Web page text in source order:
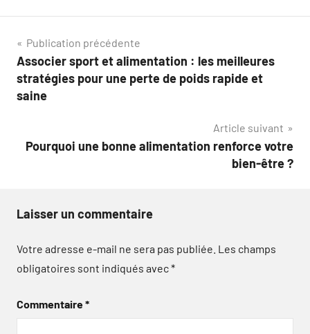
Navigation
de
l’article
Publication précédente
Associer sport et alimentation : les meilleures
stratégies pour une perte de poids rapide et
saine
Article suivant
Pourquoi une bonne alimentation renforce votre
bien-être ?
Laisser un commentaire
Votre adresse e-mail ne sera pas publiée. Les champs
obligatoires sont indiqués avec*
Commentaire*